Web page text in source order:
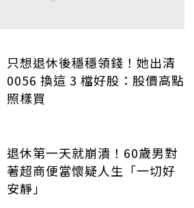
只想退休後穩穩領錢！她出清
0056 換這 3 檔好股：股價高點
照樣買
退休第一天就崩潰！60歲男對
著超商便當懷疑人生「一切好
安靜」